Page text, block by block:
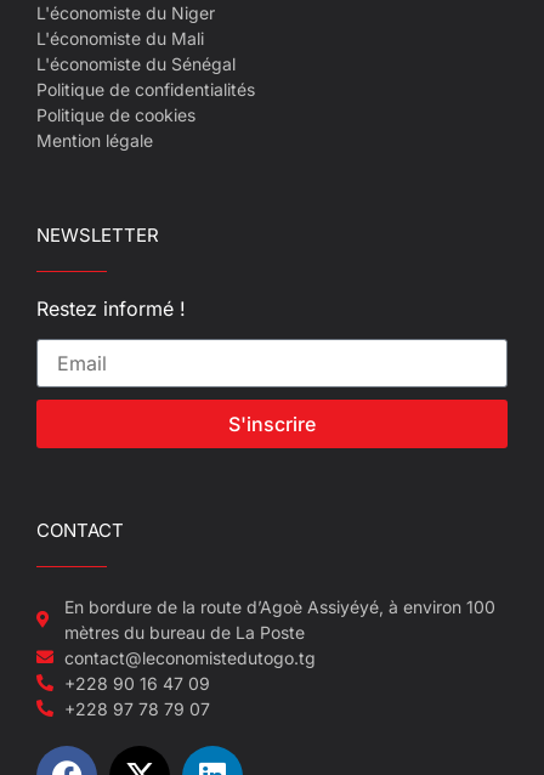
L'économiste du Niger
L'économiste du Mali
L'économiste du Sénégal
Politique de confidentialités
Politique de cookies
Mention légale
NEWSLETTER
Restez informé !
S'inscrire
CONTACT
En bordure de la route d’Agoè Assiyéyé, à environ 100
mètres du bureau de La Poste
contact@leconomistedutogo.tg
+228 90 16 47 09
+228 97 78 79 07